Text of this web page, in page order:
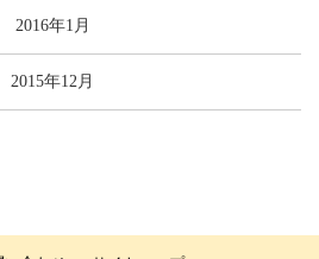
2016年1月
2015年12月